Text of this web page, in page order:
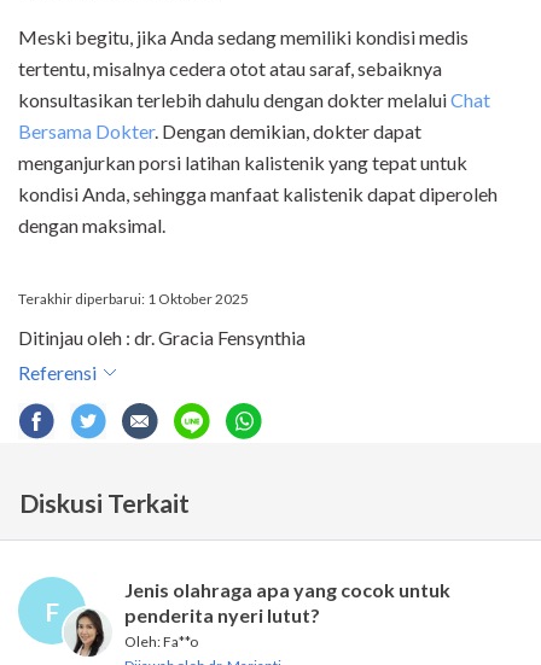
Meski begitu, jika Anda sedang memiliki kondisi medis
tertentu, misalnya cedera otot atau saraf, sebaiknya
konsultasikan terlebih dahulu dengan dokter melaluiChat
Bersama Dokter. Dengan demikian, dokter dapat
menganjurkan porsi latihan kalistenik yang tepat untuk
kondisi Anda, sehingga manfaat kalistenik dapat diperoleh
dengan maksimal.
Terakhir diperbarui: 1 Oktober 2025